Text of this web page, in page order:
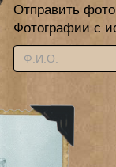
Отправить
Фотографии с